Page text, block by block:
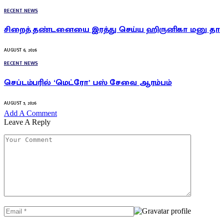
RECENT NEWS
சிறைத் தண்டனையை இரத்து செய்ய ஹிருனிகா மனு
AUGUST 6, 2026
RECENT NEWS
செப்டம்பரில் ‘மெட்ரோ’ பஸ் சேவை ஆரம்பம்
AUGUST 5, 2026
Add A Comment
Leave A Reply